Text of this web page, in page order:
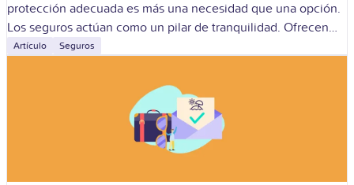
protección adecuada es más una necesidad que una opción.
Los seguros actúan como un pilar de tranquilidad. Ofrecen
ese respaldo
Artículo Seguros